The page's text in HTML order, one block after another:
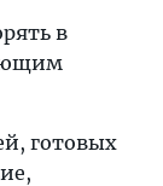
в
готовых